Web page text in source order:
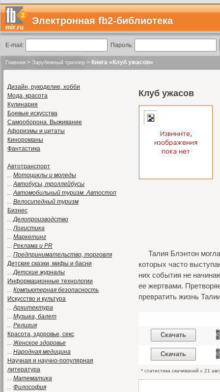
Электронная fb2-библиотека
E-mail: Пароль:
Главная > Зарубежный триллер > Книга «Клуб ужасов»
Дизайн, рукоделие, хобби
Мода, красота
Кулинария
Боевые искусства
Самооборона. Выживание
Афоризмы и цитаты
Кинороманы
Фантастика
Автотранспорт
... Мотоциклы и мопеды
...Автобусы, троллейбусы
...Автомобильный туризм. Автостоп
... Велосипедный туризм
Бизнес
...Делопроизводство
...Логистика
... Маркетинг
... Реклама и PR
... Предпринимательство, торговля
Детские сказки, мифы и басни
...Детские журналы
Информационные технологии
... Компьютерная безопасность
Искусство и культура
...Архитектура
... Музыка, балет
... Религия
Красота, здоровье, секс
...Женское здоровье
... Народная медицина
Научная и научно-популярная
литература
... Математика
... Философия
Клуб ужасов
Талия Блэнтон
которых часто
них события не
ее жертвами.
превратить жизнь
Скачать
Скачать
* статистика скачиваний с 21